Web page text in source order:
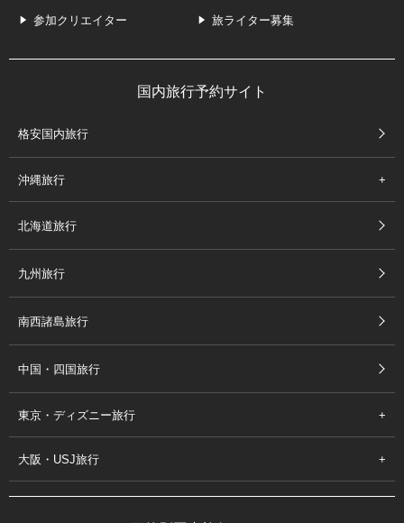
参加クリエイター 旅ライター募集
国内旅行予約サイト
格安国内旅行
沖縄旅行
北海道旅行
九州旅行
南西諸島旅行
中国・四国旅行
東京・ディズニー旅行
大阪・USJ旅行